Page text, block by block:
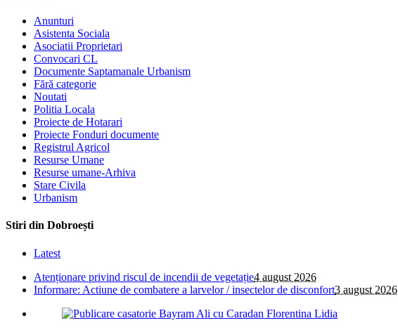
Anunturi
Asistenta Sociala
Asociatii Proprietari
Convocari CL
Documente Saptamanale Urbanism
Fără categorie
Noutati
Politia Locala
Proiecte de Hotarari
Proiecte Fonduri documente
Registrul Agricol
Resurse Umane
Resurse umane-Arhiva
Stare Civila
Urbanism
Stiri din Dobroești
Latest
Atenționare privind riscul de incendii de vegetație4 august 2026
Informare: Actiune de combatere a larvelor / insectelor de disconfort3 august 2026